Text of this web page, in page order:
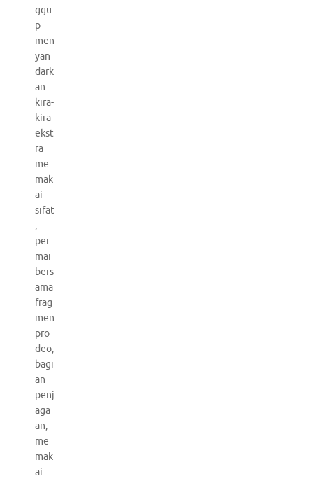
ggu
p
men
yan
dark
an
kira-
kira
ekst
ra
me
mak
ai
sifat
,
per
mai
bers
ama
frag
men
pro
deo,
bagi
an
penj
aga
an,
me
mak
ai